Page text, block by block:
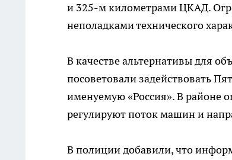
и 325-м километрами ЦКАД.
неполадками технического
В качестве альтернативы для
посоветовали задействовать
именуемую «Россия». В районе
регулируют поток машин и
В полиции добавили, что